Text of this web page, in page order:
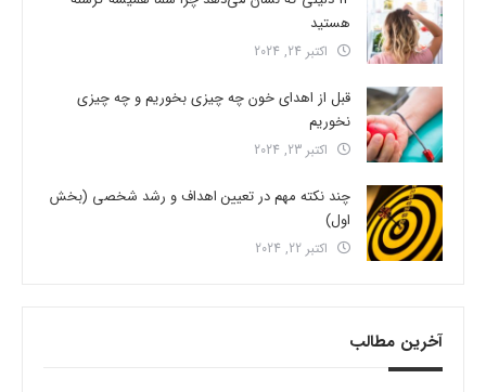
هستید
اکتبر 24, 2024
قبل از اهدای خون چه چیزی بخوریم و چه چیزی
نخوریم
اکتبر 23, 2024
چند نکته مهم در تعیین اهداف و رشد شخصی (بخش
اول)
اکتبر 22, 2024
آخرین مطالب